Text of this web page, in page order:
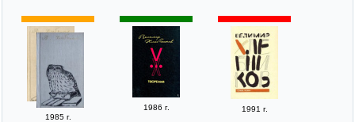
1985 г.
1986 г. 1991 г.